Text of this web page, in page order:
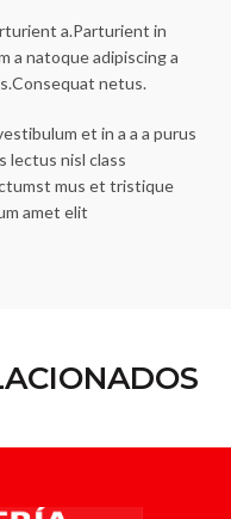
a.Parturient in
a natoque adipiscing a
netus.
et in a a a purus
lectus nisl class
mus et tristique
amet elit